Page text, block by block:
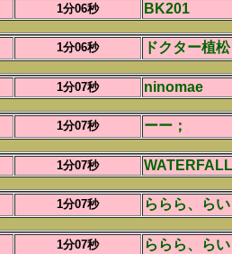
1分06秒 BK201
1分06秒 ドクター植松
1分07秒 ninomae
1分07秒 ーー；
1分07秒
1分07秒 ららら、らい
1分07秒 ららら、らい